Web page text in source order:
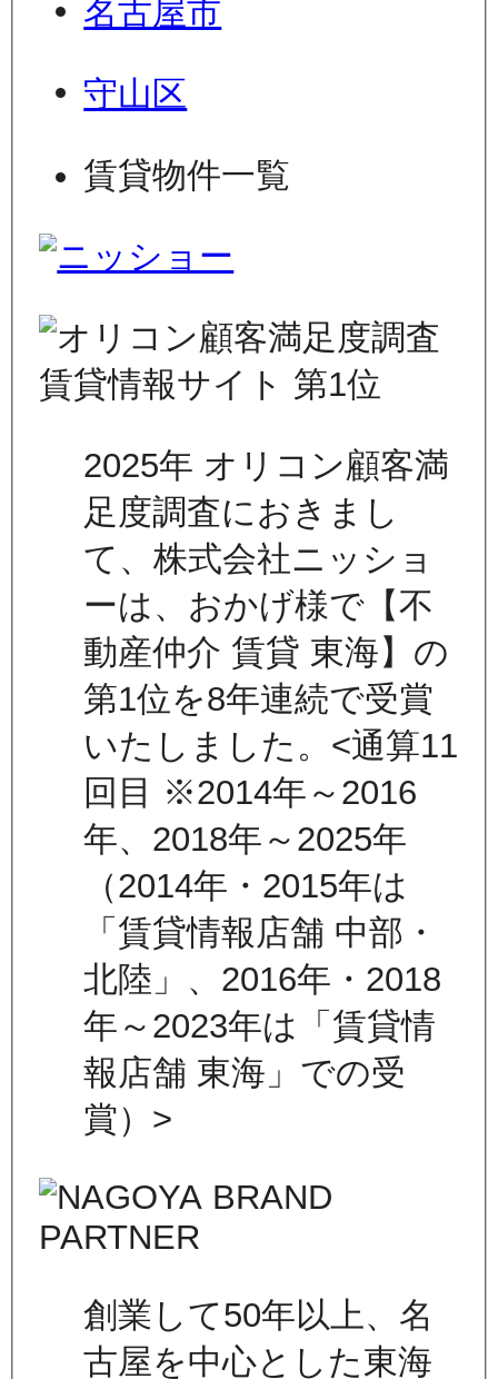
名古屋市
守山区
賃貸物件一覧
2025年 オリコン顧客満
足度調査におきまし
て、株式会社ニッショ
ーは、おかげ様で【不
動産仲介 賃貸 東海】の
第1位を8年連続で受賞
いたしました。<通算11
回目 ※2014年～2016
年、2018年～2025年
（2014年・2015年は
「賃貸情報店舗 中部・
北陸」、2016年・2018
年～2023年は「賃貸情
報店舗 東海」での受
賞）>
創業して50年以上、名
古屋を中心とした東海